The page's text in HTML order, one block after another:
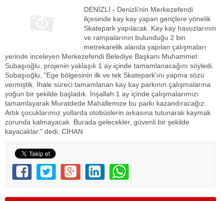
DENİZLİ - Denizli'nin Merkezefendi
ilçesinde kay kay yapan gençlere yönelik
Skatepark yapılacak. Kay kay havuzlarının
ve rampalarının bulunduğu 2 bin
metrekarelik alanda yapılan çalışmaları
yerinde inceleyen Merkezefendi Belediye Başkanı Muhammet
Subaşıoğlu, projenin yaklaşık 1 ay içinde tamamlanacağını söyledi.
Subaşıoğlu, "Ege bölgesinin ilk ve tek Skatepark'ını yapma sözü
vermiştik. İhale süreci tamamlanan kay kay parkının çalışmalarına
yoğun bir şekilde başladık. İnşallah 1 ay içinde çalışmalarımızı
tamamlayarak Muratdede Mahallemize bu parkı kazandıracağız.
Artık çocuklarımız yollarda otobüslerin arkasına tutunarak kaymak
zorunda kalmayacak. Burada gelecekler, güvenli bir şekilde
kayacaklar." dedi. CİHAN